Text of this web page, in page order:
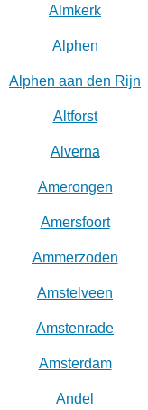
Almkerk
Alphen
Alphen aan den Rijn
Altforst
Alverna
Amerongen
Amersfoort
Ammerzoden
Amstelveen
Amstenrade
Amsterdam
Andel